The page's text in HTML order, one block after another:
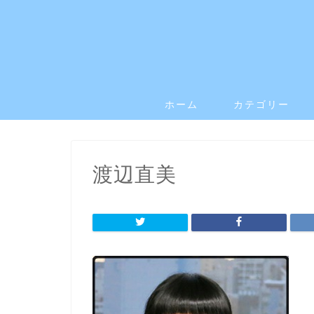
ホーム カテゴリー
渡辺直美